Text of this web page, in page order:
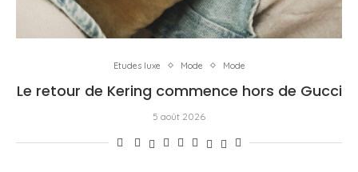
Etudes luxe Mode Mode
Le retour de Kering commence hors de Gucci
5 août 2026